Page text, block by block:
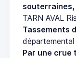
souterraines,
TARN AVAL
Tassements
départemental
Par une crue